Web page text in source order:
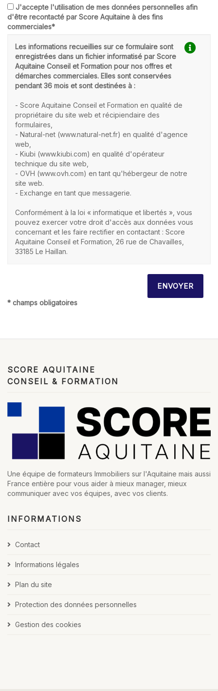
J'accepte l'utilisation de mes données personnelles afin
d'être recontacté par Score Aquitaine à des fins
commerciales*
Les informations recueillies sur ce formulaire sont
enregistrées dans un fichier informatisé par Score
Aquitaine Conseil et Formation pour nos offres et
démarches commerciales. Elles sont conservées
pendant 36 mois et sont destinées à :
- Score Aquitaine Conseil et Formation en qualité de
propriétaire du site web et récipiendaire des
formulaires,
- Natural-net (www.natural-net.fr) en qualité d'agence
web,
- Kiubi (www.kiubi.com) en qualité d'opérateur
technique du site web,
- OVH (www.ovh.com) en tant qu'hébergeur de notre
site web.
- Exchange en tant que messagerie.
Conformément à la loi « informatique et libertés », vous
pouvez exercer votre droit d'accès aux données vous
concernant et les faire rectifier en contactant : Score
Aquitaine Conseil et Formation, 26 rue de Chavailles,
33185 Le Haillan.
* champs obligatoires
SCORE AQUITAINE
CONSEIL & FORMATION
Une équipe de formateurs Immobiliers sur l'Aquitaine mais aussi
France entière pour vous aider à mieux manager, mieux
communiquer avec vos équipes, avec vos clients.
INFORMATIONS
Contact
Informations légales
Plan du site
Protection des données personnelles
Gestion des cookies